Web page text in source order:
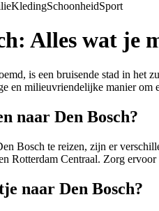
KledingSchoonheidSport
Alles wat je
is een bruisende stad in het
en milieuvriendelijke manier
naar Den Bosch?
Bosch te reizen, zijn er
Rotterdam Centraal. Zorg
naar Den Bosch?